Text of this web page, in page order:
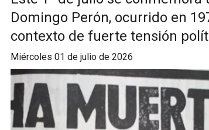
Domingo Perón, ocurrido en
contexto de fuerte tensión
miércoles 01 de julio de 2026